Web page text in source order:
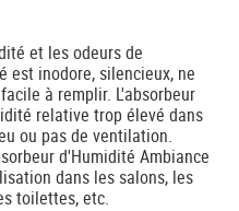
et les odeurs de
est inodore, silencieux, ne
à remplir. L'absorbeur
relative trop élevé dans
ou pas de ventilation.
d'Humidité Ambiance
dans les salons, les
toilettes, etc.